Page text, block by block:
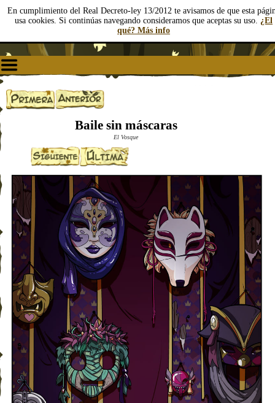
En cumplimiento del Real Decreto-ley 13/2012 te avisamos de que esta
usa cookies. Si continúas navegando consideramos que aceptas su uso. ¿El
qué? Más info
Baile sin máscaras
El Vosque